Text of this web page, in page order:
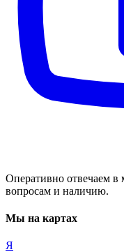
Оперативно отвечаем в
вопросам и наличию.
Мы на картах
Я